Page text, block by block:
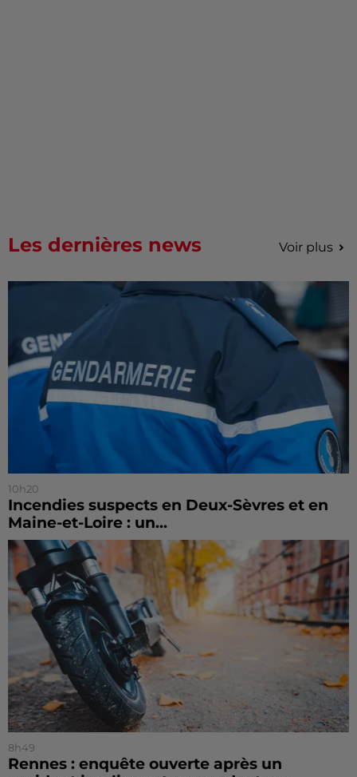
Les dernières news Voir plus
10h20
Incendies suspects en Deux-Sèvres et en
Maine-et-Loire : un...
8h49
Rennes : enquête ouverte après un